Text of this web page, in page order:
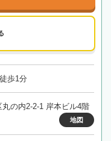
歩1分
の内2-2-1 岸本ビル4階
地図